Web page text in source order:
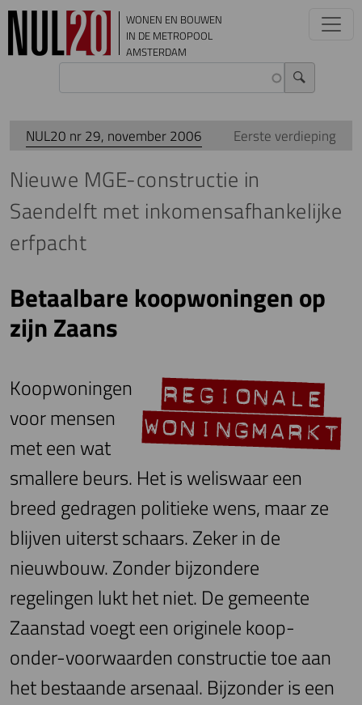
Overslaan en naar de inhoud gaan
WONEN EN BOUWEN
IN DE METROPOOL
AMSTERDAM
NUL20 nr 29, november 2006 Eerste verdieping
Nieuwe MGE-constructie in
Saendelft met inkomensafhankelijke
erfpacht
Betaalbare koopwoningen op
zijn Zaans
Koopwoningen
voor mensen
met een wat
smallere beurs. Het is weliswaar een
breed gedragen politieke wens, maar ze
blijven uiterst schaars. Zeker in de
nieuwbouw. Zonder bijzondere
regelingen lukt het niet. De gemeente
Zaanstad voegt een originele koop-
onder-voorwaarden constructie toe aan
het bestaande arsenaal. Bijzonder is een